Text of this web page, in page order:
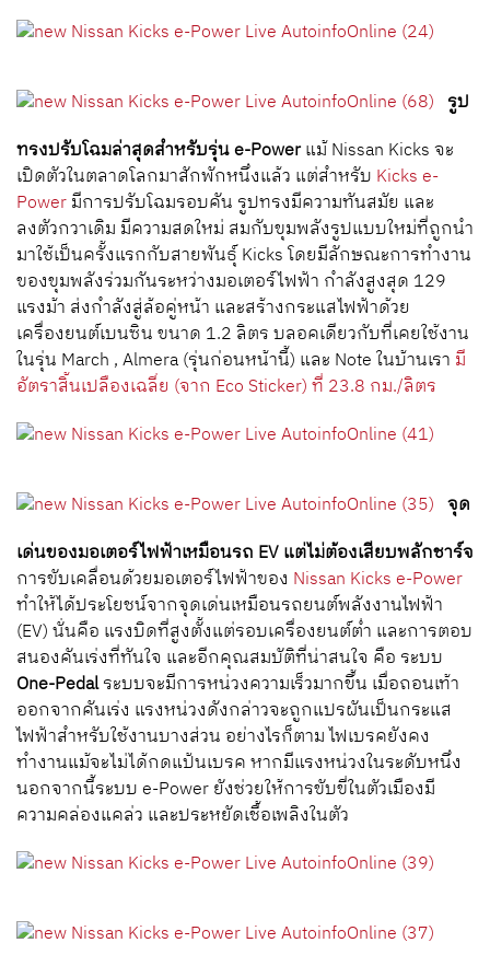
รูป
ทรงปรับโฉมล่าสุดสำหรับรุ่น e-Powerแม้ Nissan Kicks จะ
เปิดตัวในตลาดโลกมาสักพักหนึ่งแล้ว แต่สำหรับ Kicks e-
Powerมีการปรับโฉมรอบคัน รูปทรงมีความทันสมัย และ
ลงตัวกวาเดิม มีความสดใหม่ สมกับขุมพลังรูปแบบใหม่ที่ถูกนำ
มาใช้เป็นครั้งแรกกับสายพันธุ์ Kicks โดยมีลักษณะการทำงาน
ของขุมพลังร่วมกันระหว่างมอเตอร์ไฟฟ้า กำลังสูงสุด 129
แรงม้า ส่งกำลังสู่ล้อคู่หน้า และสร้างกระแสไฟฟ้าด้วย
เครื่องยนต์เบนซิน ขนาด 1.2 ลิตร บลอคเดียวกับที่เคยใช้งาน
ในรุ่น March , Almera (รุ่นก่อนหน้านี้) และ Note ในบ้านเรา มี
อัตราสิ้นเปลืองเฉลี่ย (จาก Eco Sticker) ที่ 23.8 กม./ลิตร
จุด
เด่นของมอเตอร์ไฟฟ้าเหมือนรถ EV แต่ไม่ต้องเสียบพลักชาร์จ
การขับเคลื่อนด้วยมอเตอร์ไฟฟ้าของ Nissan Kicks e-Power
ทำให้ได้ประโยชน์จากจุดเด่นเหมือนรถยนต์พลังงานไฟฟ้า
(EV) นั่นคือ แรงบิดที่สูงตั้งแต่รอบเครื่องยนต์ต่ำ และการตอบ
สนองคันเร่งที่ทันใจ และอีกคุณสมบัติที่น่าสนใจ คือ ระบบ
One-Pedalระบบจะมีการหน่วงความเร็วมากขึ้น เมื่อถอนเท้า
ออกจากคันเร่ง แรงหน่วงดังกล่าวจะถูกแปรผันเป็นกระแส
ไฟฟ้าสำหรับใช้งานบางส่วน อย่างไรก็ตาม ไฟเบรคยังคง
ทำงานแม้จะไม่ได้กดแป้นเบรค หากมีแรงหน่วงในระดับหนึ่ง
นอกจากนี้ระบบ e-Power ยังช่วยให้การขับขี่ในตัวเมืองมี
ความคล่องแคล่ว และประหยัดเชื้อเพลิงในตัว